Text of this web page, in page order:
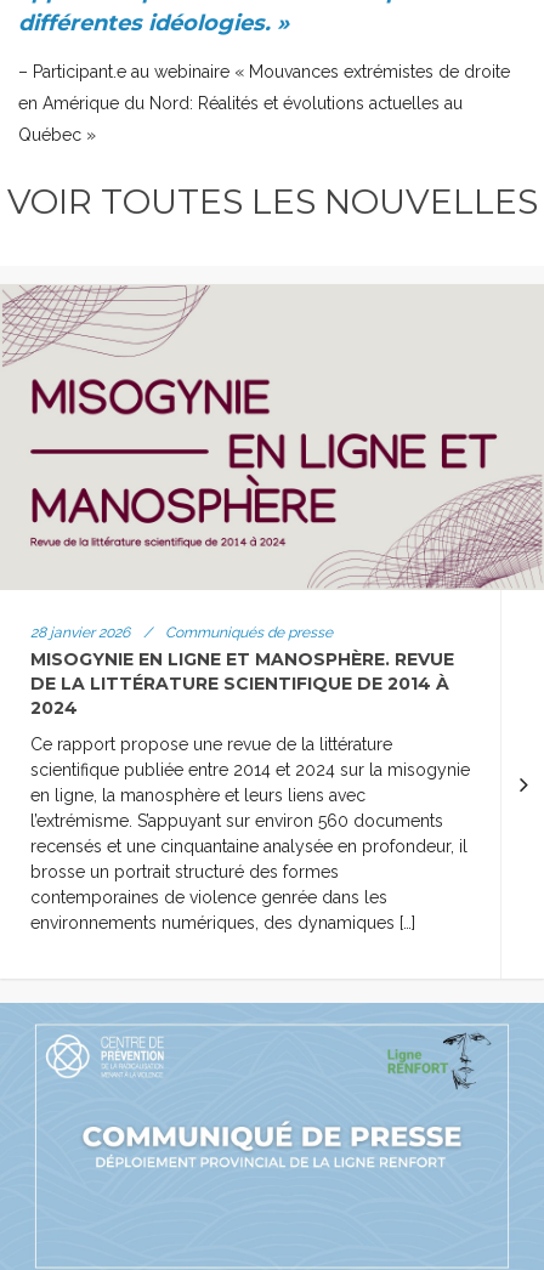
différentes idéologies. »
– Participant.e au webinaire « Mouvances extrémistes de droite
en Amérique du Nord: Réalités et évolutions actuelles au
Québec »
VOIR TOUTES LES NOUVELLES
28 janvier 2026 / Communiqués de presse
MISOGYNIE EN LIGNE ET MANOSPHÈRE. REVUE
DE LA LITTÉRATURE SCIENTIFIQUE DE 2014 À
2024
Ce rapport propose une revue de la littérature
scientifique publiée entre 2014 et 2024 sur la misogynie
en ligne, la manosphère et leurs liens avec
l’extrémisme. S’appuyant sur environ 560 documents
recensés et une cinquantaine analysée en profondeur, il
brosse un portrait structuré des formes
contemporaines de violence genrée dans les
environnements numériques, des dynamiques […]